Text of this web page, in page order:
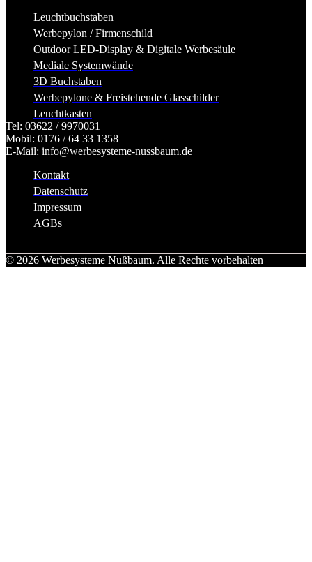
Leuchtbuchstaben
Werbepylon / Firmenschild
Outdoor LED-Display & Digitale Werbesäule
Mediale Systemwände
3D Buchstaben
Werbepylone & Freistehende Glasschilder
Leuchtkasten
Tel: 03622 / 9970031
Mobil: 0176 / 64 33 1358
E-Mail: info@werbesysteme-nussbaum.de
Kontakt
Datenschutz
Impressum
AGBs
© 2026 Werbesysteme Nußbaum. Alle Rechte vorbehalten